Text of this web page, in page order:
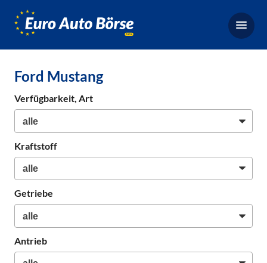
Börse,
Neuwagen
Ford Mustang
Verfügbarkeit, Art
Kraftstoff
Getriebe
Antrieb